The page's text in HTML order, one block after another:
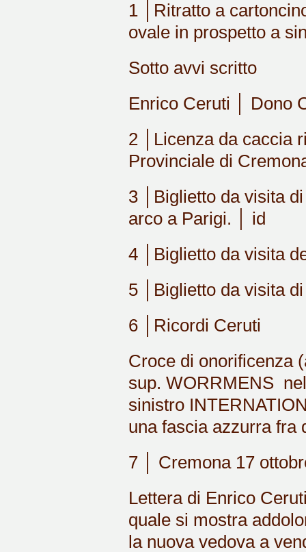
1 │Ritratto a
ovale in prospetto a
Sotto avvi scritto
Enrico Ceruti │ Dono
2 │Licenza da caccia
Provinciale di
3 │Biglietto da visita
arco a Parigi. │ id
4 │Biglietto da visita
5 │Biglietto da visita
6 │Ricordi Ceruti
Croce di onorificenza
sup. WORRMENS
sinistro
una fascia azzurra fra
7 │ Cremona 17
Lettera di Enrico
quale si mostra
la nuova vedova a